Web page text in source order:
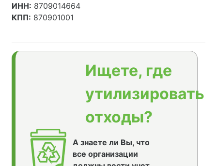
ИНН: 8709014664
КПП: 870901001
Ищете, где
утилизировать
отходы?
А знаете ли Вы, что
все организации